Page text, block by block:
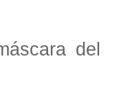
del